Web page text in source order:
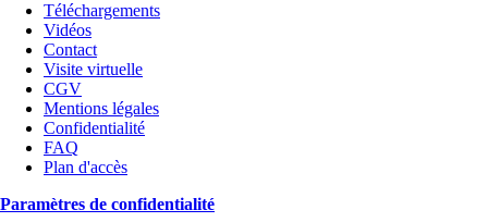
Téléchargements
Vidéos
Contact
Visite virtuelle
CGV
Mentions légales
Confidentialité
FAQ
Plan d'accès
Paramètres de confidentialité